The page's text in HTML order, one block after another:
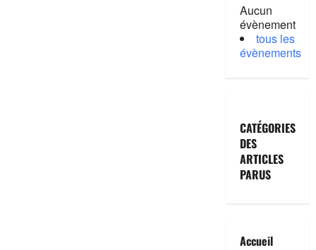
Aucun
évènement
tous les
évènements
CATÉGORIES
DES
ARTICLES
PARUS
Accueil